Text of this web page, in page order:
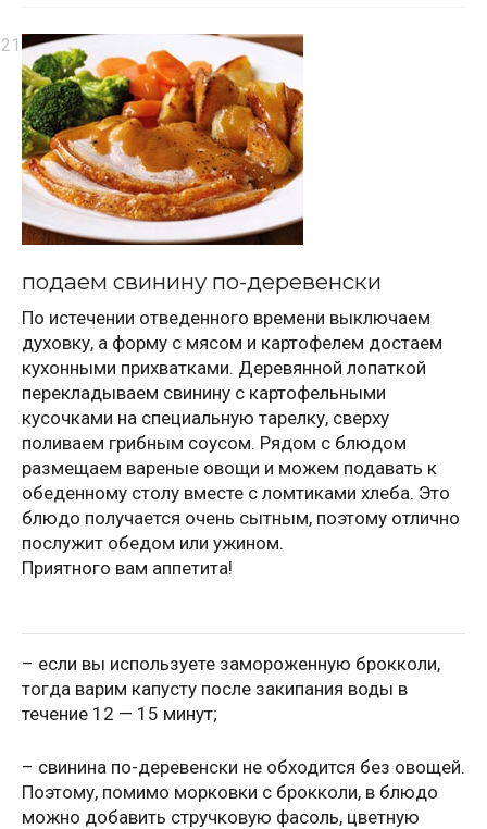
подаем свинину по-деревенски
По истечении отведенного времени выключаем
духовку, а форму с мясом и картофелем достаем
кухонными прихватками. Деревянной лопаткой
перекладываем свинину с картофельными
кусочками на специальную тарелку, сверху
поливаем грибным соусом. Рядом с блюдом
размещаем вареные овощи и можем подавать к
обеденному столу вместе с ломтиками хлеба. Это
блюдо получается очень сытным, поэтому отлично
послужит обедом или ужином.
Приятного вам аппетита!
– если вы используете замороженную брокколи,
тогда варим капусту после закипания воды в
течение 12 — 15 минут;
– свинина по-деревенски не обходится без овощей.
Поэтому, помимо морковки с брокколи, в блюдо
можно добавить стручковую фасоль, цветную